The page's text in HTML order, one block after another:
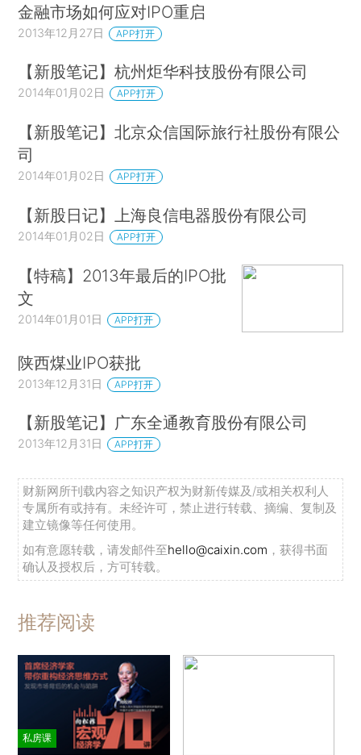
金融市场如何应对IPO重启
2013年12月27日 APP打开
【新股笔记】杭州炬华科技股份有限公司
2014年01月02日 APP打开
【新股笔记】北京众信国际旅行社股份有限公
司
2014年01月02日 APP打开
【新股日记】上海良信电器股份有限公司
2014年01月02日 APP打开
【特稿】2013年最后的IPO批
文
2014年01月01日 APP打开
陕西煤业IPO获批
2013年12月31日 APP打开
【新股笔记】广东全通教育股份有限公司
2013年12月31日 APP打开
财新网所刊载内容之知识产权为财新传媒及/或相关权利人
专属所有或持有。未经许可，禁止进行转载、摘编、复制及
建立镜像等任何使用。
如有意愿转载，请发邮件至hello@caixin.com ，获得书面
确认及授权后，方可转载。
推荐阅读
私房课